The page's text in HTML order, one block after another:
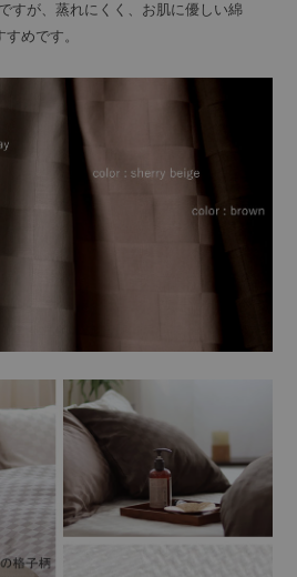
すが、蒸れにくく、お肌に優しい綿
めです。